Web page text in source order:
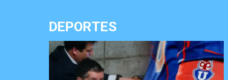
DEPORTES